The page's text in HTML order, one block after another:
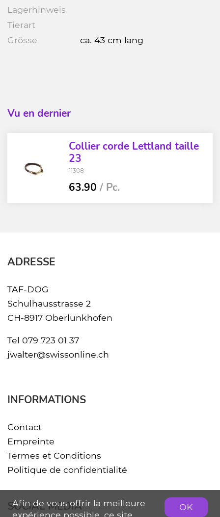
Lagerhinweis
Tierart
Grösse
ca. 43 cm lang
Vu en dernier
Collier corde Lettland taille
23
11308
63.90 / Pc.
ADRESSE
TAF-DOG
Schulhausstrasse 2
CH-8917 Oberlunkhofen
Tel 079 723 01 37
jwalter@swissonline.ch
INFORMATIONS
Contact
Empreinte
Termes et Conditions
Politique de confidentialité
SOCIAL MEDIA OK
Afin de vous offrir la meilleure
expérience possible, ce site